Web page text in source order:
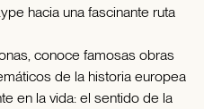
hacia una fascinante ruta
conoce famosas obras
de la historia europea
en la vida: el sentido de la